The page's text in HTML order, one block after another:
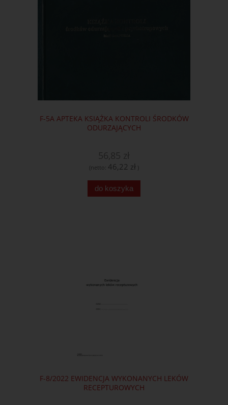
F-5A APTEKA KSIĄŻKA KONTROLI ŚRODKÓW
ODURZAJĄCYCH
(netto: 46,22 zł )
do koszyka
F-8/2022 EWIDENCJA WYKONANYCH LEKÓW
RECEPTUROWYCH